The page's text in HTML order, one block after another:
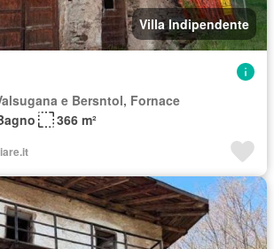
Villa Indipendente
e Bersntol, Fornace
366 m²